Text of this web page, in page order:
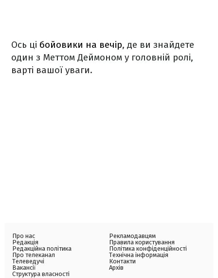
Ось ці бойовики на вечір, де ви знайдете
один з Меттом Деймоном у головній ролі,
варті вашої уваги.
Про нас
Редакція
Редакційна політика
Про телеканал
Телеведучі
Вакансії
Структура власності
Рекламодавцям
Правила користування
Політика конфіденційності
Технічна інформація
Контакти
Архів